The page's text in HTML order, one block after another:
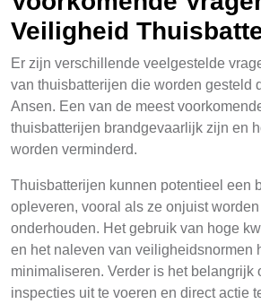
Veiligheid
Er zijn verschillende veelgestelde
van thuisbatterijen die worden gesteld
Ansen. Een van de meest
thuisbatterijen brandgevaarlijk zijn en
worden verminderd.
Thuisbatterijen kunnen potentieel een
opleveren, vooral als ze onjuist
onderhouden. Het gebruik van hoge
en het naleven van veiligheidsnormen
minimaliseren. Verder is het belangrijk
inspecties uit te voeren en direct actie